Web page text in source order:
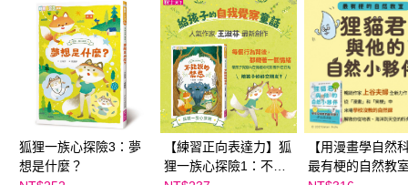
狐狸一族心探險3：夢
想是什麼？
【練習正向表達力】狐
狸一族心探險1：不能
【用漫畫學自然
最有梗的自然教